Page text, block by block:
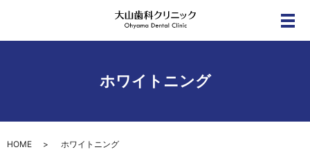
メ
ホワイトニング
HOME ホワイトニング